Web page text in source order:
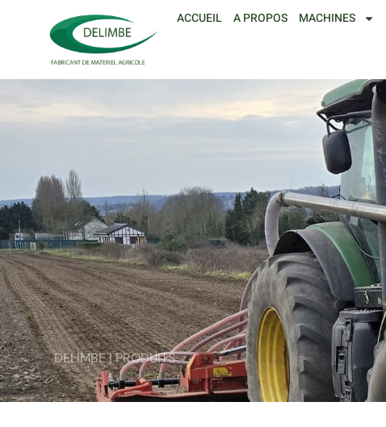
ACCUEIL A PROPOS MACHINES
DELIMBE | PRODUITS